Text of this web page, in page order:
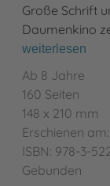
Große Schrift
Daumenkino
weiterlesen
Ab 8 Jahre
160 Seiten
148 x 210 mm
Erschienen
ISBN: 978-3-
Gebunden